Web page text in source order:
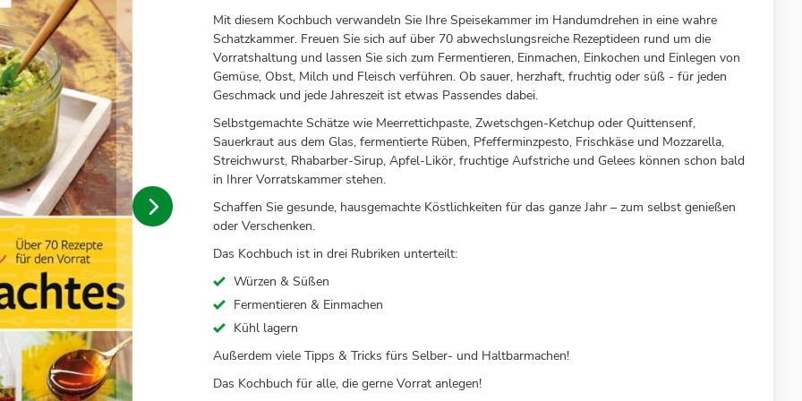
Mit diesem Kochbuch verwandeln Sie Ihre Speisekammer im Handumdrehen in eine wahre
Schatzkammer. Freuen Sie sich auf über 70 abwechslungsreiche Rezeptideen rund um die
Vorratshaltung und lassen Sie sich zum Fermentieren, Einmachen, Einkochen und Einlegen von
Gemüse, Obst, Milch und Fleisch verführen. Ob sauer, herzhaft, fruchtig oder süß - für jeden
Geschmack und jede Jahreszeit ist etwas Passendes dabei.
Selbstgemachte Schätze wie Meerrettichpaste, Zwetschgen-Ketchup oder Quittensenf,
Sauerkraut aus dem Glas, fermentierte Rüben, Pfefferminzpesto, Frischkäse und Mozzarella,
Streichwurst, Rhabarber-Sirup, Apfel-Likör, fruchtige Aufstriche und Gelees können schon bald
in Ihrer Vorratskammer stehen.
Schaffen Sie gesunde, hausgemachte Köstlichkeiten für das ganze Jahr – zum selbst genießen
oder Verschenken.
Das Kochbuch ist in drei Rubriken unterteilt:
Würzen & Süßen
Fermentieren & Einmachen
Kühl lagern
Außerdem viele Tipps & Tricks fürs Selber- und Haltbarmachen!
Das Kochbuch für alle, die gerne Vorrat anlegen!